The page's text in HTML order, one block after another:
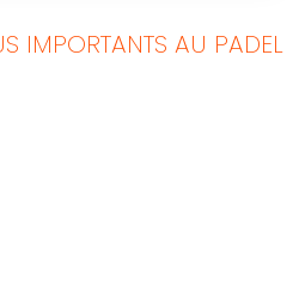
IMPORTANTS AU PADEL